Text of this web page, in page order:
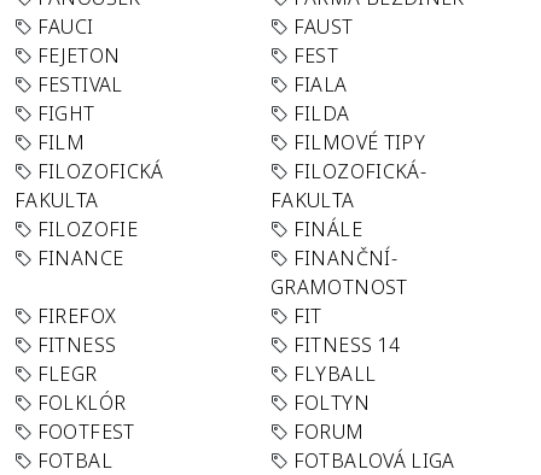
FAUCI
FAUST
FEJETON
FEST
FESTIVAL
FIALA
FIGHT
FILDA
FILM
FILMOVÉ TIPY
FILOZOFICKÁ
FAKULTA
FILOZOFICKÁ-
FAKULTA
FILOZOFIE
FINÁLE
FINANCE
FINANČNÍ-
GRAMOTNOST
FIREFOX
FIT
FITNESS
FITNESS 14
FLEGR
FLYBALL
FOLKLÓR
FOLTYN
FOOTFEST
FORUM
FOTBAL
FOTBALOVÁ LIGA